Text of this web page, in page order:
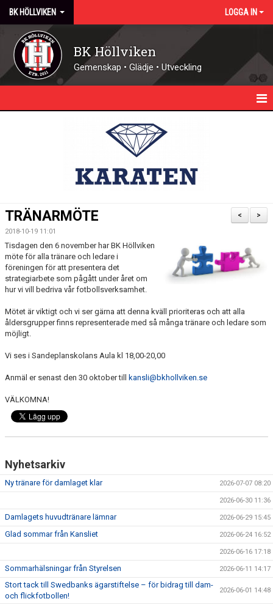
BK HÖLLVIKEN LOGGA IN
BK Höllviken
Gemenskap • Glädje • Utveckling
FÖRENINGEN
DOMARE
BILDGALLERI
DOKUMENT
SPELKLAR - FOLKSAM
FÖR BESÖKARE
>
<
TRÄNARMÖTE
2018-10-19 11:01
Tisdagen den 6 november har BK Höllviken
möte för alla tränare och ledare i
föreningen för att presentera det
strategiarbete som pågått under året om
hur vi vill bedriva vår fotbollsverksamhet.
Mötet är viktigt och vi ser gärna att denna kväll prioriteras och att alla
åldersgrupper finns representerade med så många tränare och ledare som
möjligt.
Vi ses i Sandeplanskolans Aula kl 18,00-20,00
Anmäl er senast den 30 oktober till kansli@bkhollviken.se
VÄLKOMNA!
Nyhetsarkiv
Ny tränare för damlaget klar 2026-07-07 08:20
2026-06-30 11:36
Damlagets huvudtränare lämnar 2026-06-29 15:45
Glad sommar från Kansliet 2026-06-24 16:52
2026-06-16 17:18
Sommarhälsningar från Styrelsen 2026-06-11 14:17
Stort tack till Swedbanks ägarstiftelse – för bidrag till dam-
och flickfotbollen!
2026-06-01 14:48